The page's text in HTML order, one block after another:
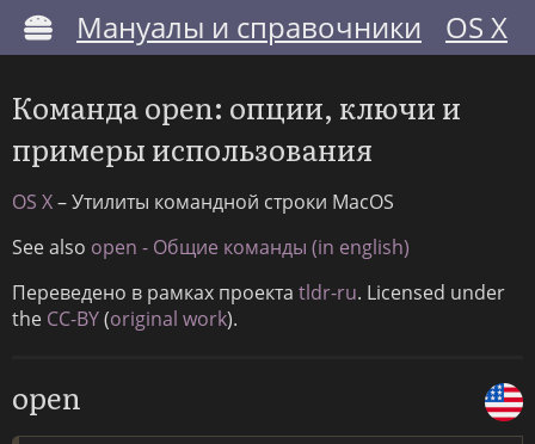
Мануалы и справочники OS X
Команда open: опции, ключи и
примеры использования
OS X– Утилиты командной строки MacOS
See also open - Общие команды (in english)
Переведено в рамках проекта tldr-ru. Licensed under
the CC-BY(original work).
open